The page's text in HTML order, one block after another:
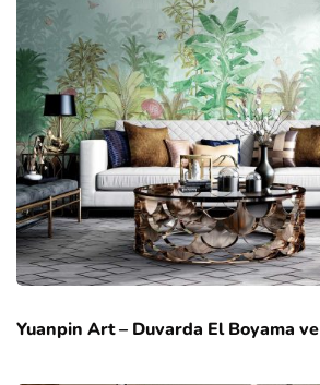
Yuanpin Art – Duvarda El Boyama